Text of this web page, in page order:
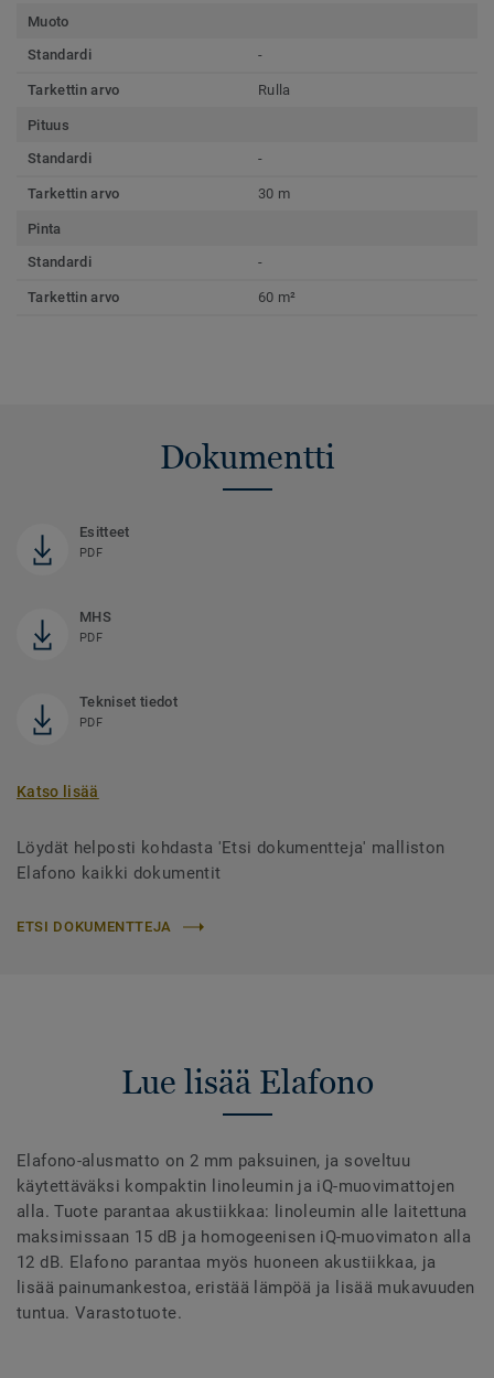
Muoto
Standardi
-
Tarkettin arvo Rulla
Pituus
Standardi
-
Tarkettin arvo 30 m
Pinta
Standardi
-
Tarkettin arvo 60 m²
Dokumentti
Esitteet
PDF
MHS
PDF
Tekniset tiedot
PDF
Katso lisää
Löydät helposti kohdasta 'Etsi dokumentteja' malliston
Elafono kaikki dokumentit
ETSI DOKUMENTTEJA
Lue lisää Elafono
Elafono-alusmatto on 2 mm paksuinen, ja soveltuu
käytettäväksi kompaktin linoleumin ja iQ-muovimattojen
alla. Tuote parantaa akustiikkaa: linoleumin alle laitettuna
maksimissaan 15 dB ja homogeenisen iQ-muovimaton alla
12 dB. Elafono parantaa myös huoneen akustiikkaa, ja
lisää painumankestoa, eristää lämpöä ja lisää mukavuuden
tuntua. Varastotuote.